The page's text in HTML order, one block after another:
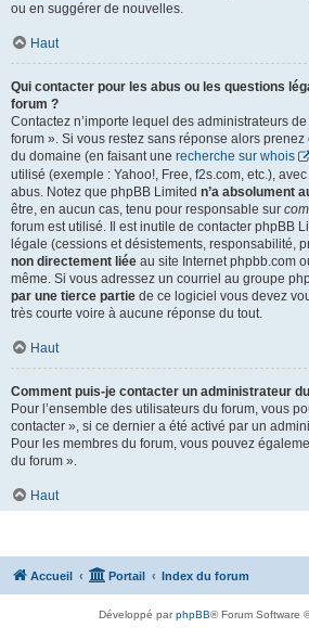
ou en suggérer de nouvelles.
Haut
Qui contacter pour les abus ou les questions
forum ?
Contactez n’importe lequel des administrateurs
forum ». Si vous restez sans réponse alors
du domaine (en faisant une recherche sur whois
utilisé (exemple : Yahoo!, Free, f2s.com, etc.),
abus. Notez que phpBB Limited n’a absolument
être, en aucun cas, tenu pour responsable sur
forum est utilisé. Il est inutile de contacter phpBB
légale (cessions et désistements, responsabilité,
non directement liée au site Internet phpbb.com
même. Si vous adressez un courriel au groupe
par une tierce partie de ce logiciel vous devez
très courte voire à aucune réponse du tout.
Haut
Comment puis-je contacter un administrateur
Pour l’ensemble des utilisateurs du forum, vous
contacter », si ce dernier a été activé par un
Pour les membres du forum, vous pouvez
du forum ».
Haut
Accueil Portail Index du forum
Développé parphpBB® Forum Software